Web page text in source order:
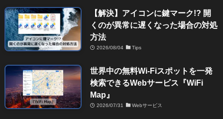
【解決】アイコンに鍵マーク!? 開
くのが異常に遅くなった場合の対処
方法
2026/08/04 Tips
世界中の無料Wi-Fiスポットを一発
検索できるWebサービス『WiFi
Map』
2026/07/31 Webサービス